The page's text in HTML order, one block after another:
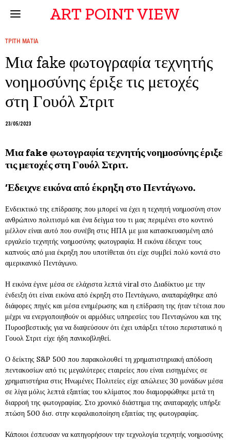
ART POINT VIEW
ΤΡΙΤΗ ΜΑΤΙΑ
Μια fake φωτογραφία τεχνητής
νοημοσύνης έριξε τις μετοχές
στη Γουόλ Στριτ
23/05/2023
Μια fake φωτογραφία τεχνητής νοημοσύνης έριξε
τις μετοχές στη Γουόλ Στριτ.
‘Εδειχνε εικόνα από έκρηξη στο Πεντάγωνο.
Ενδεικτικό της επίδρασης που μπορεί να έχει η τεχνητή νοημοσύνη στον
ανθρώπινο πολιτισμό και ένα δείγμα του τι μας περιμένει στο κοντινό
μέλλον είναι αυτό που συνέβη στις ΗΠΑ με μια κατασκευασμένη από
εργαλείο τεχνητής νοημοσύνης φωτογραφία. Η εικόνα έδειχνε τους
καπνούς από μια έκρηξη που υποτίθεται ότι είχε συμβεί πολύ κοντά στο
αμερικανικό Πεντάγωνο.
Η εικόνα έγινε μέσα σε ελάχιστα λεπτά viral στο Διαδίκτυο με την
ένδειξη ότι είναι εικόνα από έκρηξη στο Πεντάγωνο, αναπαράχθηκε από
διάφορες πηγές και μέσα ενημέρωσης και η επίδραση της ήταν τέτοια που
μέχρι να ενεργοποιηθούν οι αρμόδιες υπηρεσίες του Πενταγώνου και της
Πυροσβεστικής για να διαψεύσουν ότι έχει υπάρξει τέτοιο περιστατικό η
Γουολ Στριτ είχε ήδη πανικοβληθεί.
Ο δείκτης S&P 500 που παρακολουθεί τη χρηματιστηριακή απόδοση
πεντακοσίων από τις μεγαλύτερες εταιρείες που είναι εισηγμένες σε
χρηματιστήρια στις Ηνωμένες Πολιτείες είχε απώλειες 30 μονάδων μέσα
σε λίγα μόλις λεπτά εξαιτίας του κλίματος που διαμορφώθηκε μετά τη
διαρροή της φωτογραφίας. Στο χρονικό διάστημα της αναταραχής υπήρξε
πτώση 500 δισ. στην κεφαλαιοποίηση εξαιτίας της φωτογραφίας.
Κάποιοι έσπευσαν να κατηγορήσουν την τεχνολογία τεχνητής νοημοσύνης